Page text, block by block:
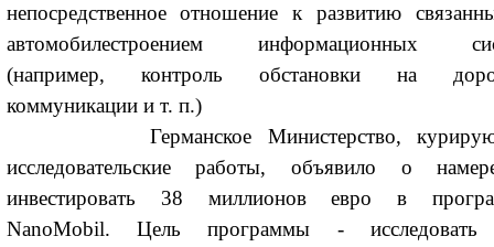
непосредственное отношение к развитию
автомобилестроением информационных
(например, контроль обстановки на
коммуникации и т. п.)
Германское Министерство,
исследовательские работы, объявило о
инвестировать 38 миллионов евро в
NanoMobil. Цель программы - исследовать